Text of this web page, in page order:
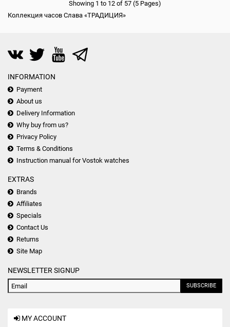
Showing 1 to 12 of 57 (5 Pages)
Коллекция часов Слава «ТРАДИЦИЯ»
INFORMATION
Payment
About us
Delivery Information
Why buy from us?
Privacy Policy
Terms & Conditions
Instruction manual for Vostok watches
EXTRAS
Brands
Affiliates
Specials
Contact Us
Returns
Site Map
NEWSLETTER SIGNUP
SUBSCRIBE
MY ACCOUNT